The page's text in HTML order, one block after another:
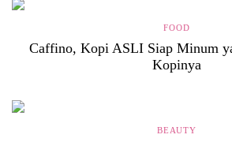
FOOD
Caffino, Kopi ASLI Siap Minum
Kopinya
BEAUTY